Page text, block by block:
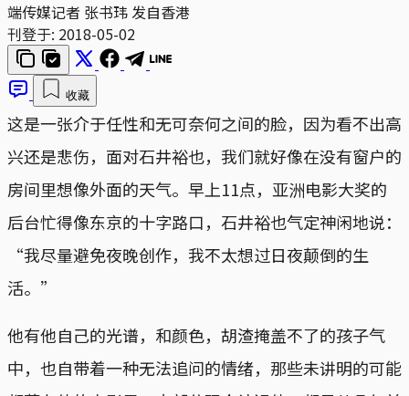
端传媒记者 张书玮 发自香港
刊登于: 2018-05-02
收藏
这是一张介于任性和无可奈何之间的脸，因为看不出高
兴还是悲伤，面对石井裕也，我们就好像在没有窗户的
房间里想像外面的天气。早上11点，亚洲电影大奖的
后台忙得像东京的十字路口，石井裕也气定神闲地说：
“我尽量避免夜晚创作，我不太想过日夜颠倒的生
活。”
他有他自己的光谱，和颜色，胡渣掩盖不了的孩子气
中，也自带着一种无法追问的情绪，那些未讲明的可能